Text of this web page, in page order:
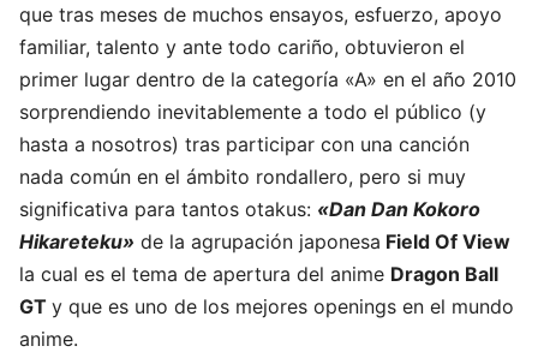
que tras meses de muchos ensayos, esfuerzo, apoyo
familiar, talento y ante todo cariño, obtuvieron el
primer lugar dentro de la categoría «A» en el año 2010
sorprendiendo inevitablemente a todo el público (y
hasta a nosotros) tras participar con una canción
nada común en el ámbito rondallero, pero si muy
significativa para tantos otakus: «Dan Dan Kokoro
Hikareteku» de la agrupación japonesa Field Of View
la cual es el tema de apertura del anime Dragon Ball
GT y que es uno de los mejores openings en el mundo
anime.